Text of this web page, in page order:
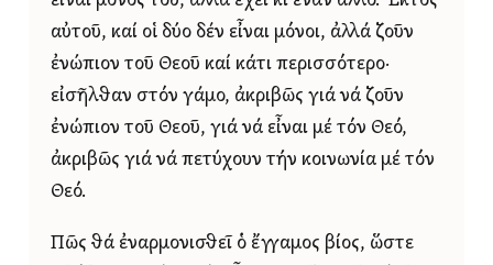
αὐτοῦ, καί οἱ δύο δέν εἶναι μόνοι, ἀλλά ζοῦν
ἐνώπιον τοῦ Θεοῦ καί κάτι περισσότερο·
εἰσῆλθαν στόν γάμο, ἀκριβῶς γιά νά ζοῦν
ἐνώπιον τοῦ Θεοῦ, γιά νά εἶναι μέ τόν Θεό,
ἀκριβῶς γιά νά πετύχουν τήν κοινωνία μέ τόν
Θεό.
Πῶς θά ἐναρμονισθεῖ ὁ ἔγγαμος βίος, ὥστε